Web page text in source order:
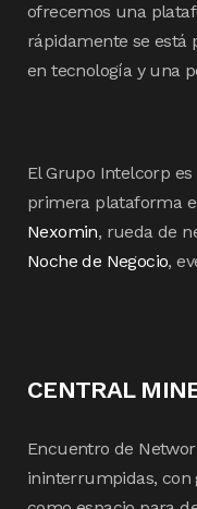
ofrecemos una
rápidamente se
en tecnología y una
El Grupo Intelcorp
primera plataforma
Nexomin, rueda de
Noche de Negocio,
CENTRAL
Encuentro de
ininterrumpidas, con